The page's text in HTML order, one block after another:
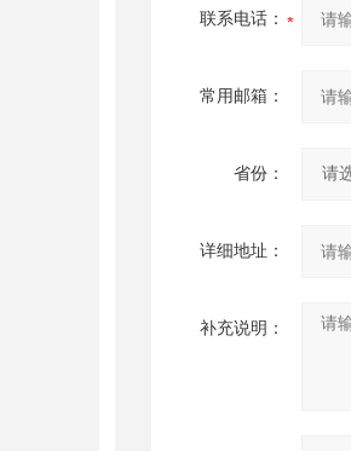
联系电话：
常用邮箱：
省份：
详细地址：
补充说明：